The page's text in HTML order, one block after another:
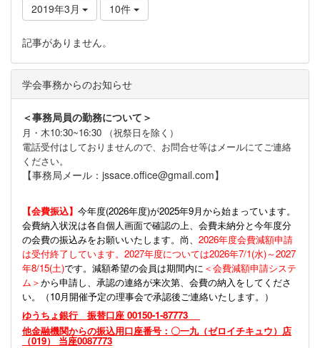
2019年3月 10件
記事がありません。
学会事務からのお知らせ
＜事務局員の勤務について＞
月・木10:30~16:30 （祝祭日を除く）
電話受付はしておりませんので、お問合せ等はメールにてご連絡
ください。
【事務局メール：jssace.office@gmail.com】
【会費振込】 今年度(2026年度)が2025年9月から始まっています。
会費納入状況は各自個人画面で確認の上、会費未納分と今年度分
の会費の振込みをお願いいたします。尚、 2026年度会費減額申請
は受付終了しています。2027年度については2026年7/1(水)～2027
年8/15(土)です。減額希望の会員は期間内に ＜会費減額申請システ
ム＞から申請し、承認の連絡が来次第、会費の納入をしてくださ
い。（10月開催予定の理事会で承認後ご連絡いたします。）
ゆうちょ銀行 振替口座 00150-1-87773
他金融機関からの振込用口座番号：〇一九（ゼロイチキュウ）店
（019） 当座0087773